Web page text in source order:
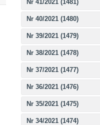
Nr 41/2021 (1481)
Nr 40/2021 (1480)
Nr 39/2021 (1479)
Nr 38/2021 (1478)
Nr 37/2021 (1477)
Nr 36/2021 (1476)
Nr 35/2021 (1475)
Nr 34/2021 (1474)